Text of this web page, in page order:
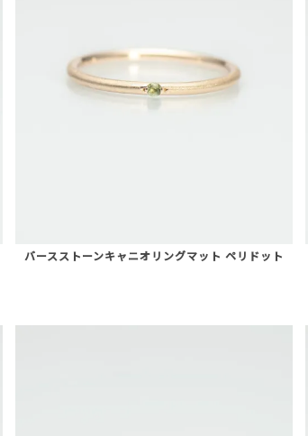
バースストーンキャニオリングマット ペリドット